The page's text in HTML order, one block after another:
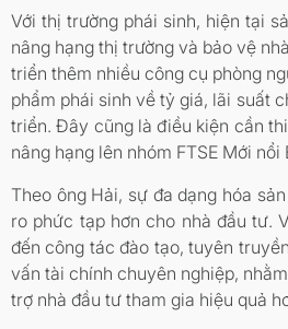
Với thị trường phái sinh, hiện tại
nâng hạng thị trường và bảo vệ
triển thêm nhiều công cụ phòng
phẩm phái sinh về tỷ giá, lãi suất
triển. Đây cũng là điều kiện cần
nâng hạng lên nhóm FTSE Mới
Theo ông Hải, sự đa dạng hóa
ro phức tạp hơn cho nhà đầu tư.
đến công tác đào tạo, tuyên
vấn tài chính chuyên nghiệp,
trợ nhà đầu tư tham gia hiệu quả